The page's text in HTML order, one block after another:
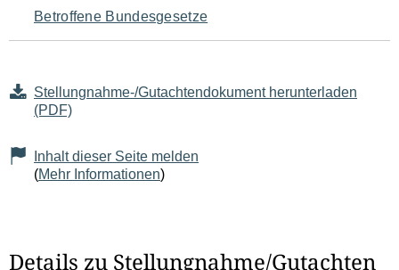
Betroffene Bundesgesetze
Stellungnahme-/Gutachtendokument herunterladen
(PDF)
Inhalt dieser Seite melden
(Mehr Informationen)
Details zu Stellungnahme/Gutachten